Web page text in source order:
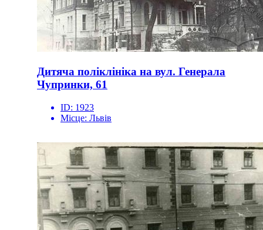
Дитяча поліклініка на вул. Генерала
Чупринки, 61
ID: 1923
Місце: Львів